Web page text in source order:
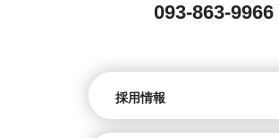
093-863-9966
採用情報